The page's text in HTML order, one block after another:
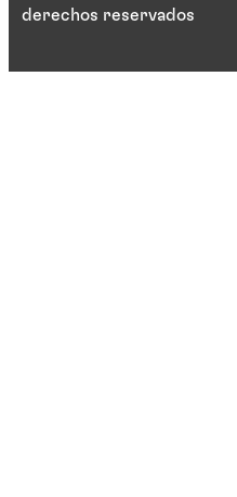
derechos reservados